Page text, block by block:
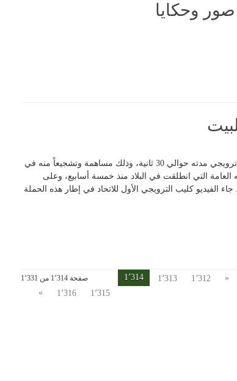
وحكايا
اصدر الاتحاد اللبناني لكرة القدم فيديو كليب ترويجي مدته حوالي 30 ثانية، وذلك مساهمة وتشجيعاً منه في
التي انطلقت في البلاد منذ خمسة أسابيع، وعلى
الفيديو كليب الترويجي الأول للاتحاد في إطار هذه الحملة
صفحة 1٬314 من 1٬331 « 1٬312 1٬313
1٬314
1٬315
1٬316
»